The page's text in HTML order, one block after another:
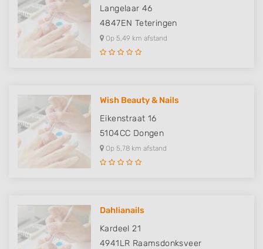
Langelaar 46
4847EN Teteringen
Op 5,49 km afstand
Wish Beauty & Nails
Eikenstraat 16
5104CC Dongen
Op 5,78 km afstand
Dahlianails
Kardeel 21
4941LR Raamsdonksveer